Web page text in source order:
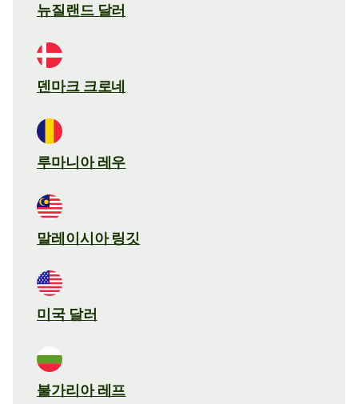
뉴질랜드 달러
덴마크 크로네
루마니아 레우
말레이시아 링깃
미국 달러
불가리아 레프